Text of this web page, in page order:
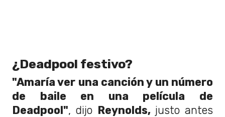
¿Deadpool festivo?
"Amaría ver una canción y un número
de baile en una película de
Deadpool", dijo Reynolds,justo antes